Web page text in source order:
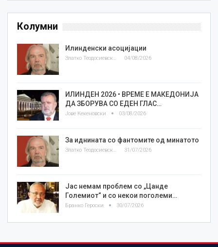
Колумни
Илинденски асоцијации
Златко Теодосиевски 04/08/2026
ИЛИНДЕН 2026 • ВРЕМЕ Е МАКЕДОНИЈА
ДА ЗБОРУВА СО ЕДЕН ГЛАС…
Јове Кекеновски 03/08/2026
За иднината со фантомите од минатото
Златко Теодосиевски 31/07/2026
Јас немам проблем со „Цанде
Големиот“ и со некои поголеми…
Бранко Героски 30/07/2026